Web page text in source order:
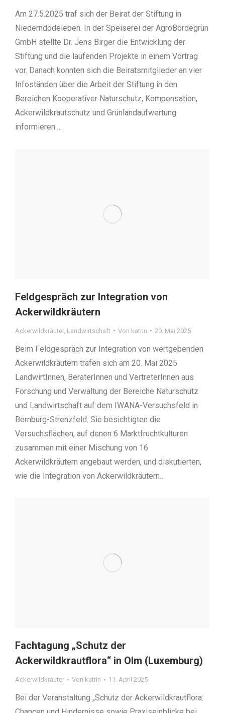
Am 27.5.2025 traf sich der Beirat der Stiftung in
Niederndodeleben. In der Speiserei der AgroBördegrün
GmbH stellte Dr. Jens Birger die Entwicklung der
Stiftung und die laufenden Projekte in einem Vortrag
vor. Danach konnten sich die Beiratsmitglieder an vier
Infoständen über die Arbeit der Stiftung in den
Bereichen Kooperativer Naturschutz, Kompensation,
Ackerwildkrautschutz und Grünlandaufwertung
informieren.…
Feldgespräch zur Integration von
Ackerwildkräutern
Ackerwildkräuter, Landwirtschaft Von katrin 20. Mai 2025
Beim Feldgespräch zur Integration von wertgebenden
Ackerwildkräutern trafen sich am 20. Mai 2025
LandwirtInnen, BeraterInnen und VertreterInnen aus
Forschung und Verwaltung der Bereiche Naturschutz
und Landwirtschaft auf dem IWANA-Versuchsfeld in
Bernburg-Strenzfeld. Sie besichtigten die
Versuchsflächen, auf denen 6 Marktfruchtkulturen
zusammen mit einer Mischung von 16
Ackerwildkräutern angebaut werden, und diskutierten,
wie die Integration von Ackerwildkräutern…
Fachtagung „Schutz der
Ackerwildkrautflora“ in Olm (Luxemburg)
Ackerwildkräuter Von katrin 11. April 2025
Bei der Veranstaltung „Schutz der Ackerwildkrautflora: